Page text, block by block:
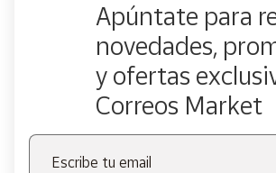
Apúntate para
novedades,
y ofertas
Correos Market
Escribe tu email